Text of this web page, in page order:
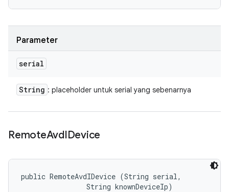
Parameter
serial
String : placeholder untuk serial yang sebenarnya
RemoteAvdIDevice
public RemoteAvdIDevice (String serial,
                String knownDeviceIp)